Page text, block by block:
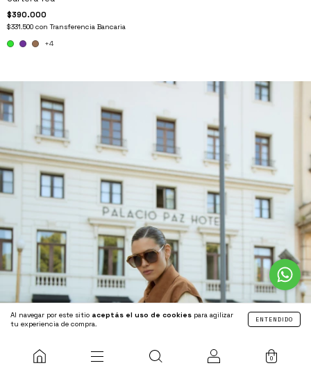
Al navegar por este sitio aceptás el uso de cookies para agilizar
tu experiencia de compra.
ENTENDIDO
0
$390.000
$331.500 con Transferencia Bancaria
+4